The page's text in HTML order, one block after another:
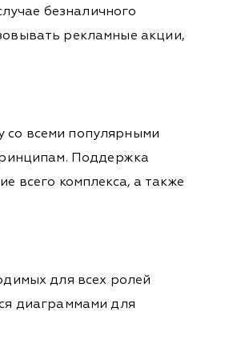
безналичного
рекламные акции,
со всеми популярными
Поддержка
всего комплекса, а также
для всех ролей
диаграммами для